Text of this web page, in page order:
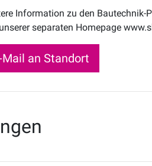
Information zu den Bautechnik-
separaten Homepage
Mail an Standort